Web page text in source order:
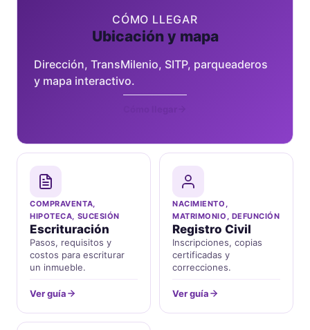
CÓMO LLEGAR
Ubicación y mapa
Dirección, TransMilenio, SITP, parqueaderos
y mapa interactivo.
COMPRAVENTA,
HIPOTECA, SUCESIÓN
Escrituración
Pasos, requisitos y
costos para escriturar
un inmueble.
Ver guía
NACIMIENTO,
MATRIMONIO, DEFUNCIÓN
Registro Civil
Inscripciones, copias
certificadas y
correcciones.
Ver guía